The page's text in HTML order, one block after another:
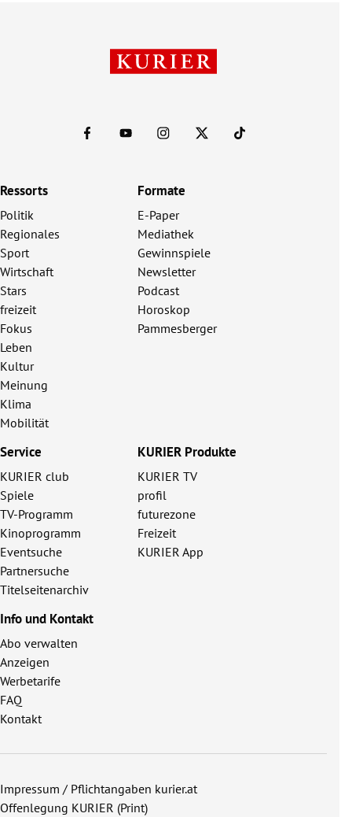
Ressorts
Politik
Regionales
Sport
Wirtschaft
Stars
freizeit
Fokus
Leben
Kultur
Meinung
Klima
Mobilität
Formate
E-Paper
Mediathek
Gewinnspiele
Newsletter
Podcast
Horoskop
Pammesberger
Service
KURIER club
Spiele
TV-Programm
Kinoprogramm
Eventsuche
Partnersuche
Titelseitenarchiv
KURIER Produkte
KURIER TV
profil
futurezone
Freizeit
KURIER App
Info und Kontakt
Abo verwalten
Anzeigen
Werbetarife
FAQ
Kontakt
Impressum / Pflichtangaben kurier.at
Offenlegung KURIER (Print)